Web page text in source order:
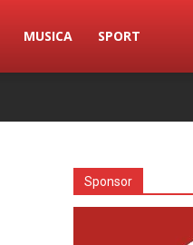
MUSICA SPORT
Sponsor